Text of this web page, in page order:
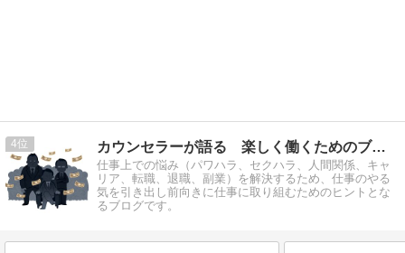
4 カウンセラーが語る 楽しく働くためのブログ
仕事上での悩み（パワハラ、セクハラ、人間関係、キャ
リア、転職、退職、副業）を解決するため、仕事のやる
気を引き出し前向きに仕事に取り組むためのヒントとな
るブログです。